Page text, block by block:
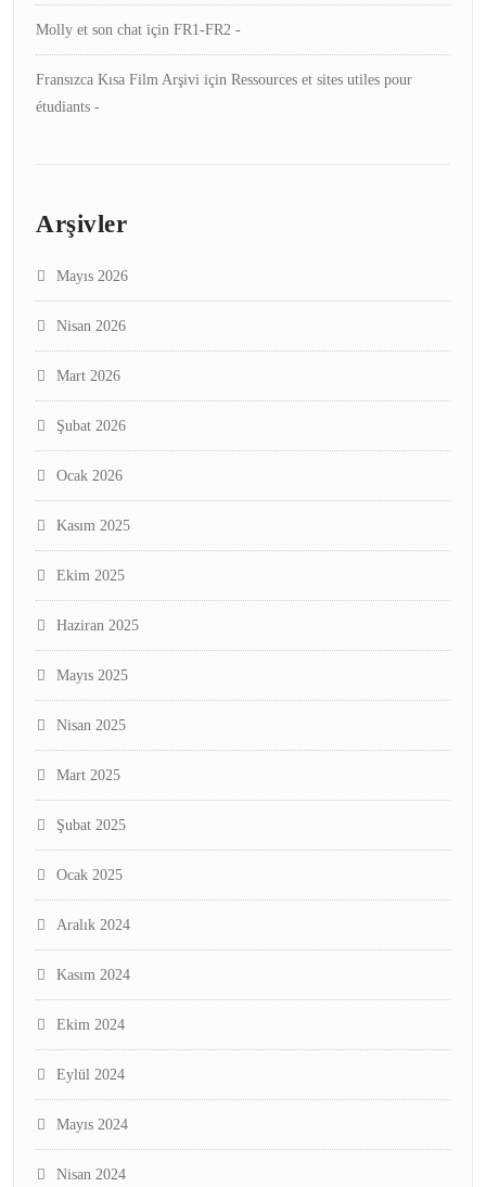
Molly et son chat için FR1-FR2 -
Fransızca Kısa Film Arşivi için Ressources et sites utiles pour
étudiants -
Arşivler
Mayıs 2026
Nisan 2026
Mart 2026
Şubat 2026
Ocak 2026
Kasım 2025
Ekim 2025
Haziran 2025
Mayıs 2025
Nisan 2025
Mart 2025
Şubat 2025
Ocak 2025
Aralık 2024
Kasım 2024
Ekim 2024
Eylül 2024
Mayıs 2024
Nisan 2024